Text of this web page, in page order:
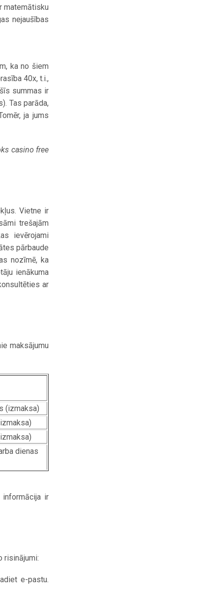
matemātisku
nejaušības
ka no šiem
40x, t.i.,
summas ir
Tas parāda,
ja jums
casino free
Vietne ir
trešajām
ievērojami
pārbaude
nozīmē, ka
ienākuma
ar
maksājumu
(izmaksa)
dienas
ir
risinājumi:
e-pastu.